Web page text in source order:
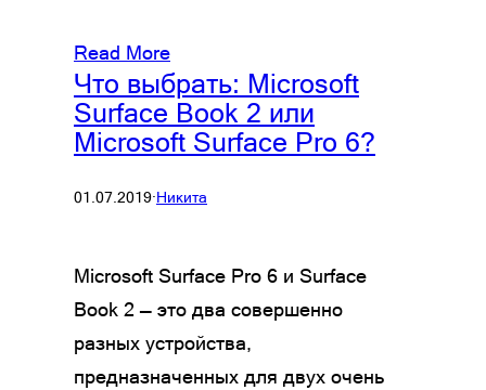
Read More
Что выбрать: Microsoft
Surface Book 2 или
Microsoft Surface Pro 6?
01.07.2019·Никита
Microsoft Surface Pro 6 и Surface
Book 2 — это два совершенно
разных устройства,
предназначенных для двух очень